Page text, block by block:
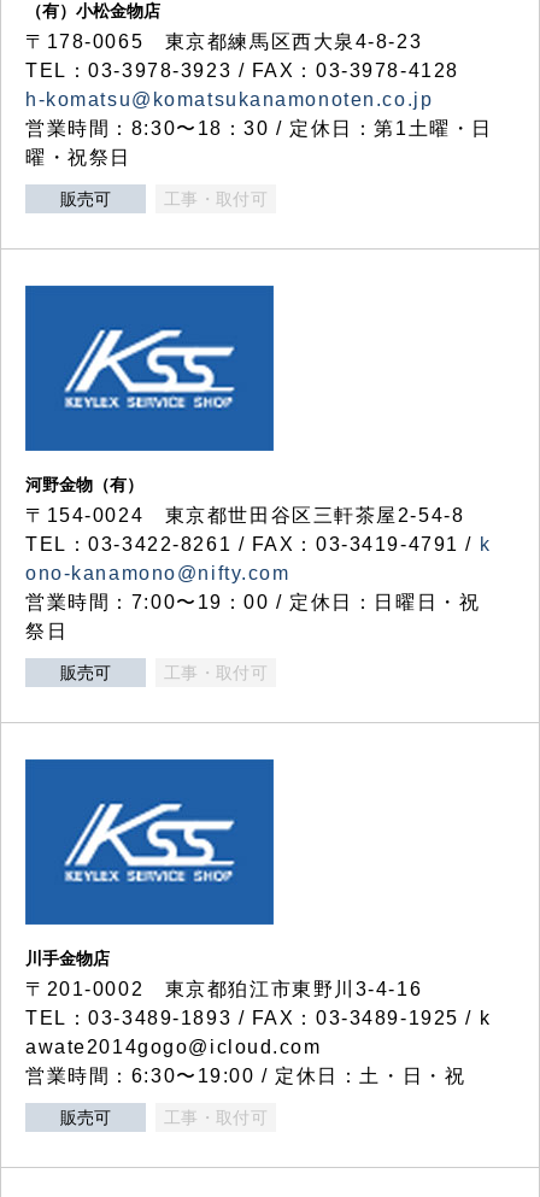
（有）小松金物店
〒178-0065 東京都練馬区西大泉4-8-23
TEL：03-3978-3923 / FAX：03-3978-4128
h-komatsu@komatsukanamonoten.co.jp
営業時間：8:30〜18：30 / 定休日：第1土曜・日
曜・祝祭日
販売可 工事・取付可
河野金物（有）
〒154-0024 東京都世田谷区三軒茶屋2-54-8
TEL：03-3422-8261 / FAX：03-3419-4791 / k
ono-kanamono@nifty.com
営業時間：7:00〜19：00 / 定休日：日曜日・祝
祭日
販売可 工事・取付可
川手金物店
〒201-0002 東京都狛江市東野川3-4-16
TEL：03-3489-1893 / FAX：03-3489-1925 / k
awate2014gogo@icloud.com
営業時間：6:30〜19:00 / 定休日：土・日・祝
販売可 工事・取付可